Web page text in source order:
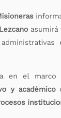
asumirá
en el
y académico